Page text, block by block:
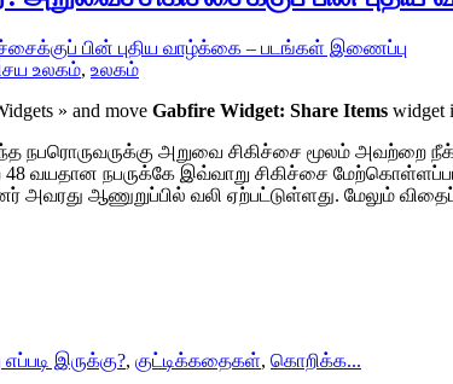
உலகம், உலகம்
» and move Gabfire Widget: Share Items widget
நபரொருவருக்கு அறுவை சிகிச்சை மூலம் அவற்றை
நபருக்கே இவ்வாறு சிகிச்சை
அவரது ஆணுறுப்பில் வலி ஏற்பட்டுள்ளது. மேலும்
இருக்கு?, குட்டிக்கதைகள், கொறிக்க...